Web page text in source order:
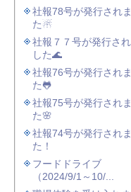
社報78号が発行され
た☃
社報７７号が発行され
した🌊
社報76号が発行され
た🐸
社報75号が発行され
た🌸
社報74号が発行され
た！
フードドライブ
（2024/9/1～10/...